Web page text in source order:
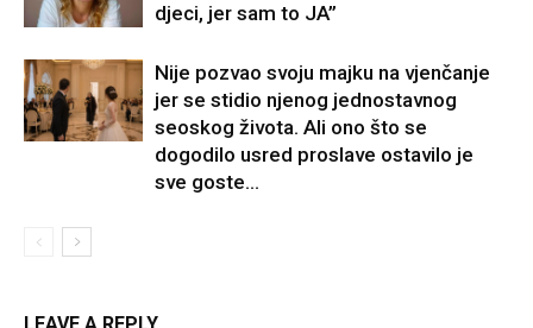
djeci, jer sam to JA”
Nije pozvao svoju majku na vjenčanje
jer se stidio njenog jednostavnog
seoskog života. Ali ono što se
dogodilo usred proslave ostavilo je
sve goste...